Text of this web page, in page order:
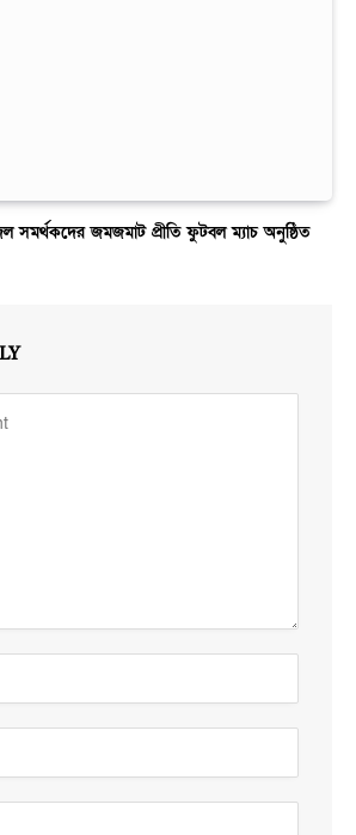
সমর্থকদের জমজমাট প্রীতি ফুটবল ম্যাচ অনুষ্ঠিত